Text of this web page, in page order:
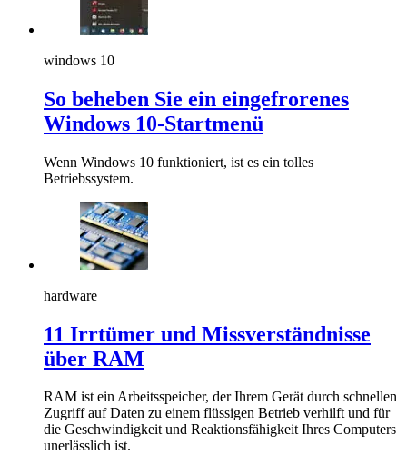
windows 10
So beheben Sie ein eingefrorenes
Windows 10-Startmenü
Wenn Windows 10 funktioniert, ist es ein tolles
Betriebssystem.
hardware
11 Irrtümer und Missverständnisse
über RAM
RAM ist ein Arbeitsspeicher, der Ihrem Gerät durch schnellen
Zugriff auf Daten zu einem flüssigen Betrieb verhilft und für
die Geschwindigkeit und Reaktionsfähigkeit Ihres Computers
unerlässlich ist.